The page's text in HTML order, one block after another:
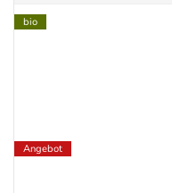
bio
Angebot